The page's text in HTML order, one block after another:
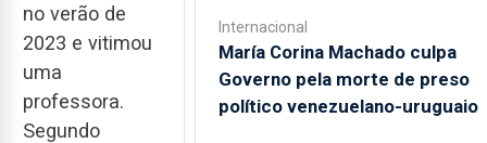
no verão de
2023 e vitimou
uma
professora.
Segundo
Internacional
María Corina Machado culpa
Governo pela morte de preso
político venezuelano-uruguaio